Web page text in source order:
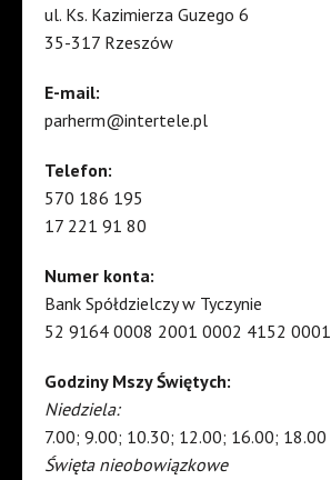
ul. Ks. Kazimierza Guzego 6
35-317 Rzeszów
E-mail:
parherm@intertele.pl
Telefon:
570 186 195
17 221 91 80
Numer konta:
Bank Spółdzielczy w Tyczynie
52 9164 0008 2001 0002 4152 0001
Godziny Mszy Świętych:
Niedziela:
7.00; 9.00; 10.30; 12.00; 16.00; 18.00
Święta nieobowiązkowe